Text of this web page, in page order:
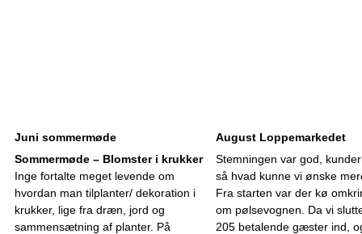
Juni sommermøde
August Loppemarkedet
Sommermøde – Blomster i krukker
Inge fortalte meget levende om
hvordan man tilplanter/ dekoration i
krukker, lige fra dræn, jord og
sammensætning af planter. På
Stemningen var god,
så hvad kunne vi ønske
Fra starten var der kø
om pølsevognen. Da vi
205 betalende gæster ind,